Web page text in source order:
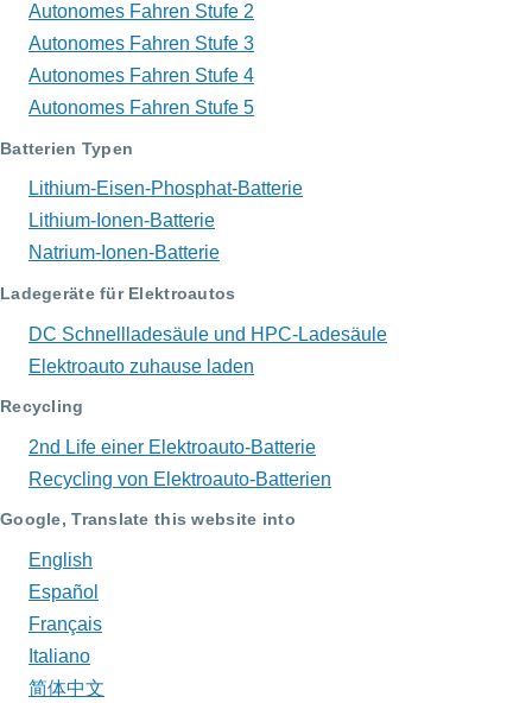
Autonomes Fahren Stufe 2
Autonomes Fahren Stufe 3
Autonomes Fahren Stufe 4
Autonomes Fahren Stufe 5
Batterien Typen
Lithium-Eisen-Phosphat-Batterie
Lithium-Ionen-Batterie
Natrium-Ionen-Batterie
Ladegeräte für Elektroautos
DC Schnellladesäule und HPC-Ladesäule
Elektroauto zuhause laden
Recycling
2nd Life einer Elektroauto-Batterie
Recycling von Elektroauto-Batterien
Google, Translate this website into
English
Español
Français
Italiano
简体中文